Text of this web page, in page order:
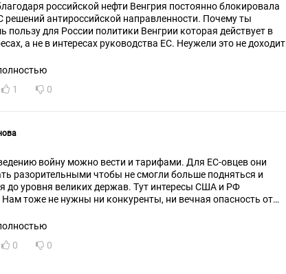
российской нефти Венгрия постоянно блокировала
решений антироссийской направленности. Почему ты
для России политики Венгрии которая действует в
а не в интересах руководства ЕС. Неужели это не доходит
?
1 0
войну можно вести и тарифами. Для ЕС-овцев они
чтобы не смогли больше подняться и
до уровня великих держав. Тут интересы США и РФ
тоже не нужны ни конкуренты, ни вечная опасность от
0 0